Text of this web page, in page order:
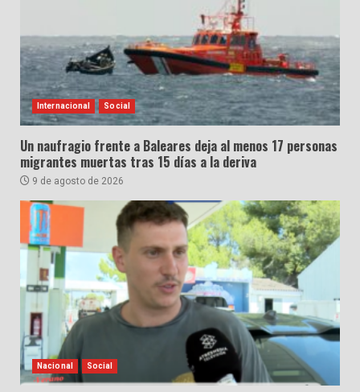
Internacional Social
Un naufragio frente a Baleares deja al menos 17 personas
migrantes muertas tras 15 días a la deriva
9 de agosto de 2026
Nacional Social